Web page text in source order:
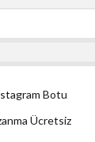
Botu
Ücretsiz